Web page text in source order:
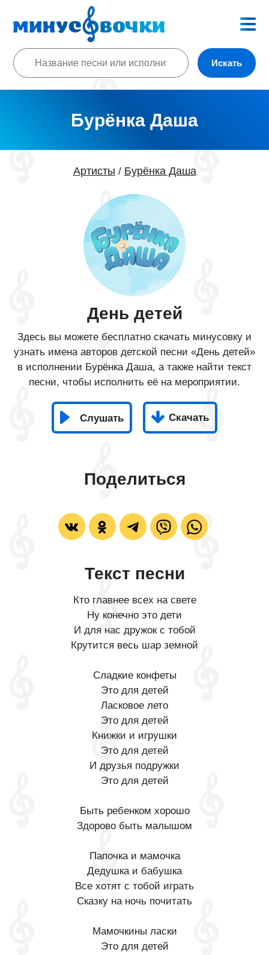
Искать
Бурёнка Даша
Артисты / Бурёнка Даша
День детей
Здесь вы можете бесплатно скачать минусовку и
узнать имена авторов детской песни «День детей»
в исполнении Бурёнка Даша, а также найти текст
песни, чтобы исполнить её на мероприятии.
Слушать Скачать
Поделиться
Текст песни
Кто главнее всех на свете
Ну конечно это дети
И для нас дружок с тобой
Крутится весь шар земной
Сладкие конфеты
Это для детей
Ласковое лето
Это для детей
Книжки и игрушки
Это для детей
И друзья подружки
Это для детей
Быть ребенком хорошо
Здорово быть малышом
Папочка и мамочка
Дедушка и бабушка
Все хотят с тобой играть
Сказку на ночь почитать
Мамочкины ласки
Это для детей